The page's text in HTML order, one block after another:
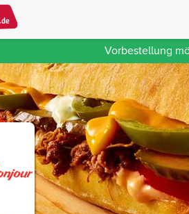
Vorbestellung